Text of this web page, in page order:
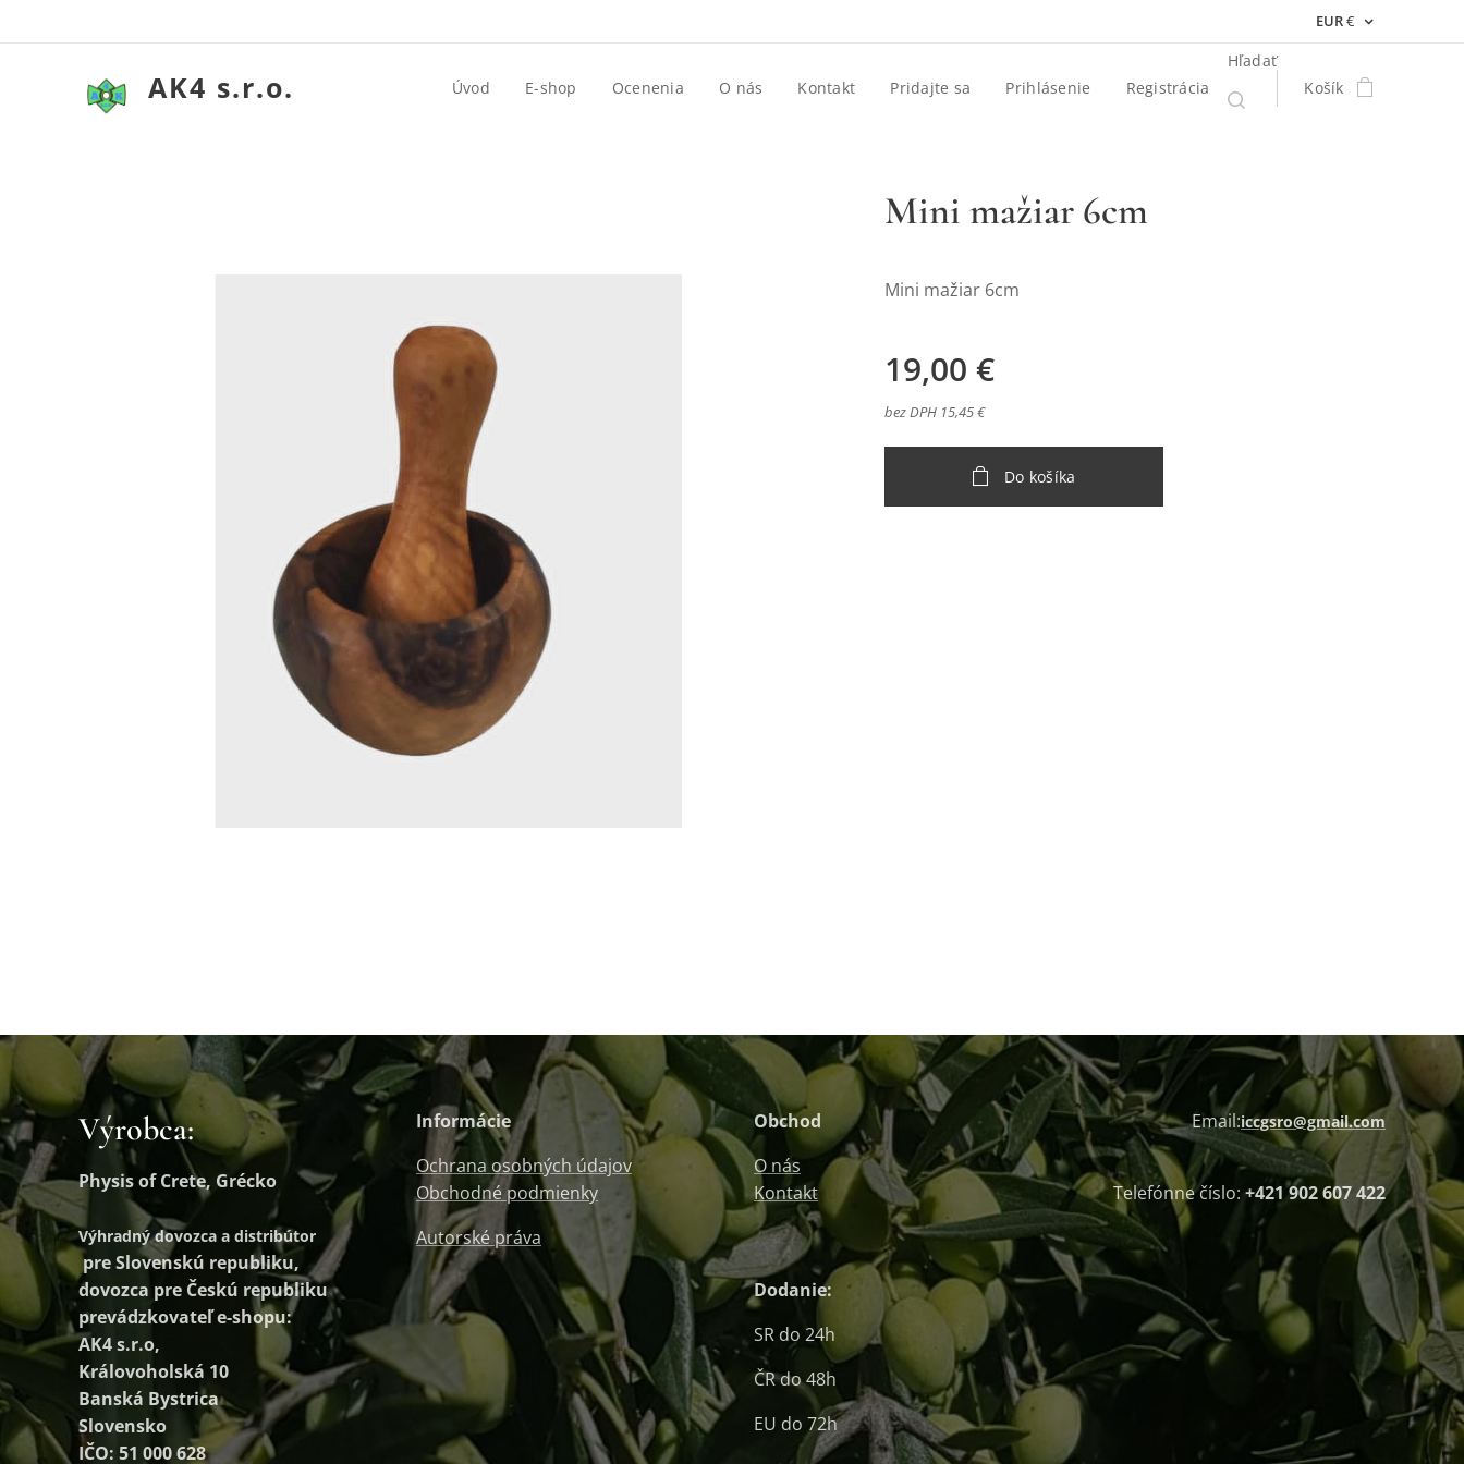
EUR€
AK4 s.r.o. Úvod E-shop Ocenenia O nás Kontakt Pridajte sa Prihlásenie Registrácia
Hľadať
Košík
Mini mažiar 6cm
Mini mažiar 6cm
19,00 €
bez DPH 15,45 €
Do košíka
Výrobca:
Physis of Crete, Grécko
Výhradný dovozca a distribútor
pre Slovenskú republiku,
dovozca pre Českú republiku
prevádzkovateľ e-shopu:
AK4 s.r.o,
Královoholská 10
Banská Bystrica
Slovensko
IČO: 51 000 628
Informácie
Ochrana osobných údajov
Obchodné podmienky
Autorské práva
Obchod
O nás
Kontakt
Dodanie:
SR do 24h
ČR do 48h
EU do 72h
Email:iccgsro@gmail.com
Telefónne číslo: +421 902 607 422